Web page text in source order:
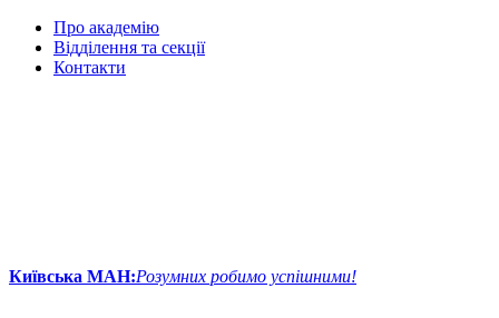
Про академію
Відділення та секції
Контакти
Київська МАН:Розумних робимо успішними!